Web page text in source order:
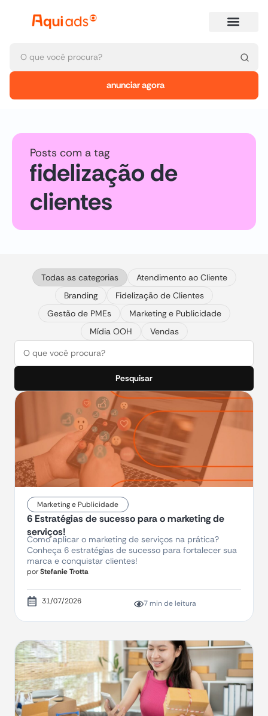
anunciar agora
Posts com a tag
fidelização de
clientes
Todas as categorias
Atendimento ao Cliente
Branding
Fidelização de Clientes
Gestão de PMEs
Marketing e Publicidade
Mídia OOH
Vendas
Pesquisar
Marketing e Publicidade
6 Estratégias de sucesso para o marketing de
serviços!
Como aplicar o marketing de serviços na prática?
Conheça 6 estratégias de sucesso para fortalecer sua
marca e conquistar clientes!
porStefanie Trotta
31/07/2026 7 min de leitura